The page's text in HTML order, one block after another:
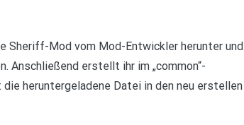
Sheriff-Mod vom Mod-Entwickler herunter und
Anschließend erstellt ihr im „common“-
heruntergeladene Datei in den neu erstellen